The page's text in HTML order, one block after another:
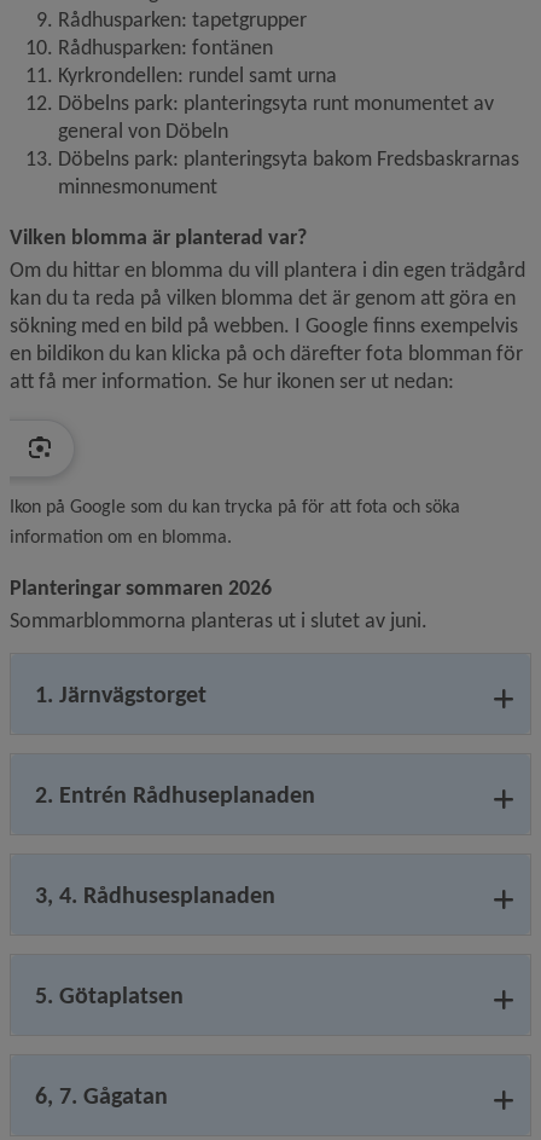
Rådhusparken: tapetgrupper
Rådhusparken: fontänen
Kyrkrondellen: rundel samt urna
Döbelns park: planteringsyta runt monumentet av
general von Döbeln
Döbelns park: planteringsyta bakom Fredsbaskrarnas
minnesmonument
Vilken blomma är planterad var?
Om du hittar en blomma du vill plantera i din egen trädgård
kan du ta reda på vilken blomma det är genom att göra en
sökning med en bild på webben. I Google finns exempelvis
en bildikon du kan klicka på och därefter fota blomman för
att få mer information. Se hur ikonen ser ut nedan:
Ikon på Google som du kan trycka på för att fota och söka
information om en blomma.
Planteringar sommaren 2026
Sommarblommorna planteras ut i slutet av juni.
1. Järnvägstorget
2. Entrén Rådhuseplanaden
3, 4. Rådhusesplanaden
5. Götaplatsen
6, 7. Gågatan